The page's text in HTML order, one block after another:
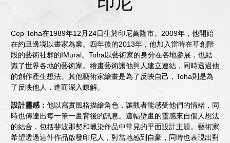
Cep Toha在1989年12月24日生於印尼萬隆市。2009年，他開始
在約旦邊境以畫家為業。四年後的2013年，他加入當時在草創階
段的藝術社群的IMural。Toha以藝術家的身分在各地參展，也結
識了世界各地的藝術家。繪畫藝術讓他與人建立連結，同時透過他
的創作產生想法。其他藝術家繪畫是為了反映自己，Toha則是為
了反映他人，進而深入瞭解。
設計靈感： 他以寫實風格描繪角色，讓觀者能感受他們的情緒，同
時也傳達出每一筆一畫背後的訊息。這幅壁畫的靈感來自個人想法
的結合，包括斐波那契和蠟染作品中常見的平面設計主題。藝術家
希望透過這件作品啟發印尼人，對當地感到自豪，同時也表現出對